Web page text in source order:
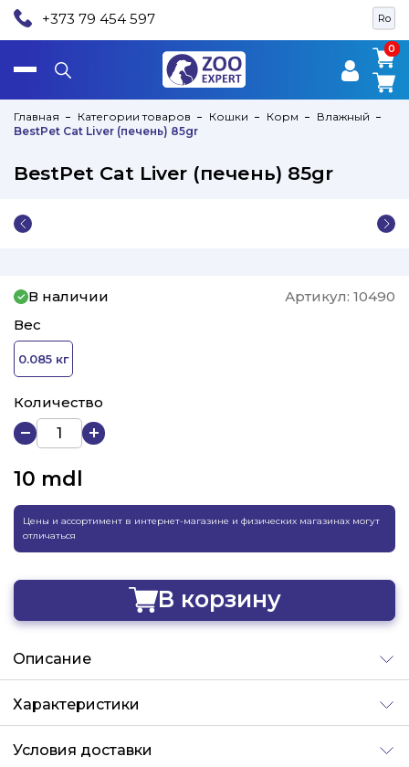
Ro
+373 79 454 597
0
0
Главная Категории товаров Кошки Корм
Влажный
BestPet Cat Liver (печень) 85gr
BestPet Cat Liver (печень) 85gr
В наличии Артикул: 10490
Вес
0.085 кг
Количество
10 mdl
Цены и ассортимент в интернет-магазине и физических магазинах могут
отличаться
В корзину
Добавлено
Описание
Характеристики
Условия доставки